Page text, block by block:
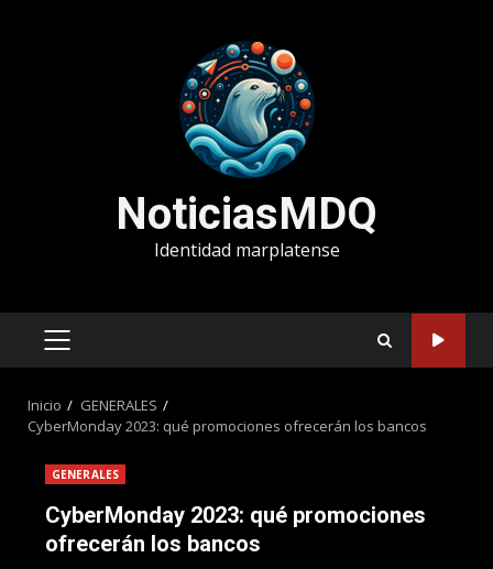
NoticiasMDQ
Identidad marplatense
MENÚ
Inicio
GENERALES
CyberMonday 2023: qué promociones ofrecerán los bancos
GENERALES
CyberMonday 2023: qué promociones
ofrecerán los bancos